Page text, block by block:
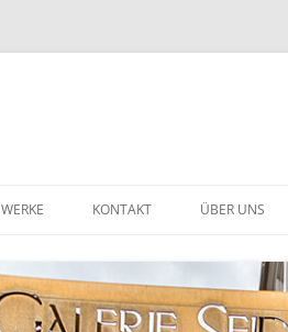
WERKE
KUNST BIS 1900
KONTAKT ÜBER UNS